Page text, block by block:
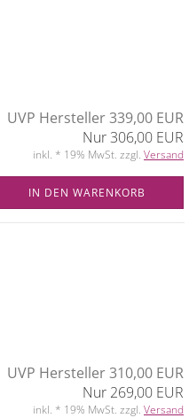
UVP Hersteller 339,00 EUR
Nur 306,00 EUR
inkl. * 19% MwSt. zzgl. Versand
IN DEN WARENKORB
UVP Hersteller 310,00 EUR
Nur 269,00 EUR
inkl. * 19% MwSt. zzgl. Versand